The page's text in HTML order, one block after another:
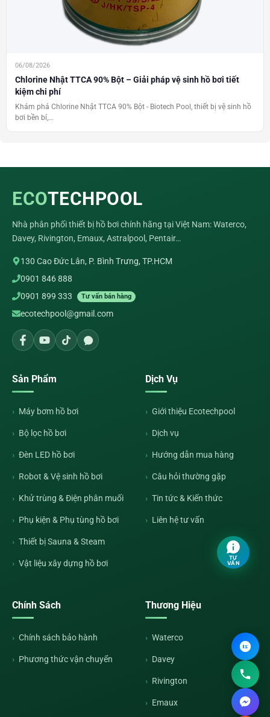
06/08/2026
Chlorine Nhật TTCA 90% Bột – Giải pháp vệ sinh hồ bơi tiết
kiệm chi phí
Khám phá Chlorine Nhật TTCA 90% Bột - Biotech Pool, thiết bị vệ sinh hồ
bơi bền bỉ,...
ECOTECHPOOL
Nhà phân phối thiết bị hồ bơi chính hãng tại Việt Nam: Waterco,
Davey, Rivington, Emaux, Astralpool, Pentair…
130 Cao Đức Lân, P. Bình Trưng, TP.HCM
0901 846 888
0901 899 333
Tư vấn bán hàng
ecotechpool@gmail.com
Sản Phẩm
Máy bơm hồ bơi
Bộ lọc hồ bơi
Đèn LED hồ bơi
Robot & Vệ sinh hồ bơi
Khử trùng & Điện phân muối
Phụ kiện & Phụ tùng hồ bơi
Thiết bị Sauna & Steam
Vật liệu xây dựng hồ bơi
Dịch Vụ
Giới thiệu Ecotechpool
Dịch vụ
Hướng dẫn mua hàng
Câu hỏi thường gặp
Tin tức & Kiến thức
Liên hệ tư vấn
Chính Sách
Chính sách bảo hành
Phương thức vận chuyển
Thương Hiệu
Waterco
Davey
Rivington
Emaux
TƯ
VẤN